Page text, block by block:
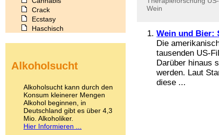
Wein
Wein und Bier:
Die
tausenden US-
Darüber hinaus
werden. Laut
diese ...
Crack
Ecstasy
Haschisch
Kokain
LSD
Marihuana
Medikamente
Meskalin
Metamphetamin
Methadon
Alkoholsucht
Alkoholsucht kann durch den
Konsum kleinerer Mengen
Alkohol beginnen, in
Deutschland gibt es über 4,3
Mio. Alkoholiker.
Hier Informieren ...